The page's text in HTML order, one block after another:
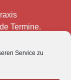
Service zu
Termine.